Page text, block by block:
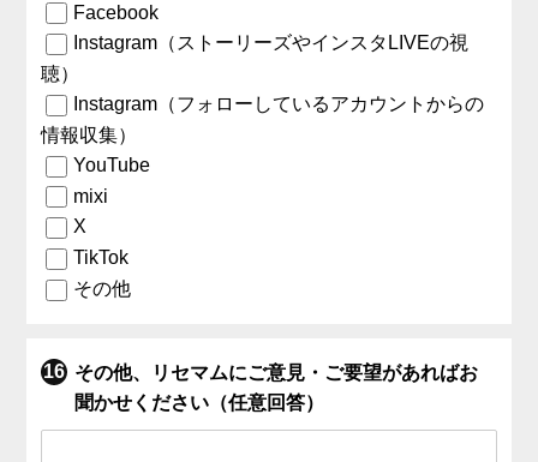
Facebook
Instagram（ストーリーズやインスタLIVEの視
聴）
Instagram（フォローしているアカウントからの
情報収集）
YouTube
mixi
X
TikTok
その他
その他、リセマムにご意見・ご要望があればお
聞かせください（任意回答）